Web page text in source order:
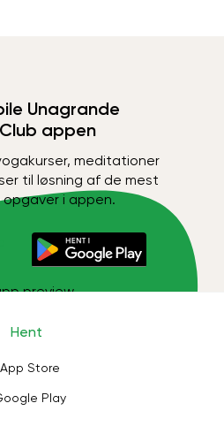
Unagrande
appen
meditationer
til løsning af de mest
i appen.
Hent
Store
Play